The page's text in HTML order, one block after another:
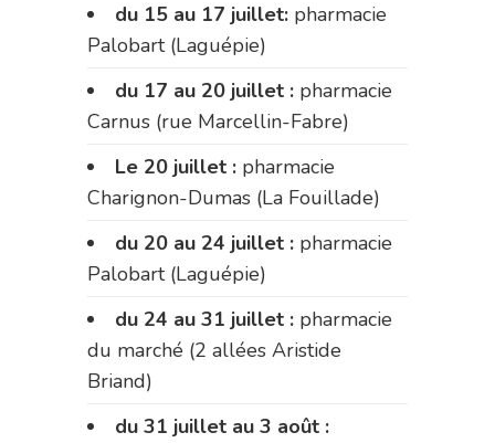
du 15 au 17 juillet: pharmacie
Palobart (Laguépie)
du 17 au 20 juillet : pharmacie
Carnus (rue Marcellin-Fabre)
Le 20 juillet : pharmacie
Charignon-Dumas (La Fouillade)
du 20 au 24 juillet : pharmacie
Palobart (Laguépie)
du 24 au 31 juillet : pharmacie
du marché (2 allées Aristide
Briand)
du 31 juillet au 3 août :